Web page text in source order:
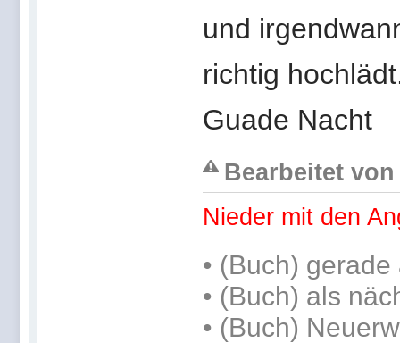
und
richtig
Guade Nacht
Bearbeitet von
Nieder mit den
• (Buch) gerade
• (Buch) als
• (Buch)